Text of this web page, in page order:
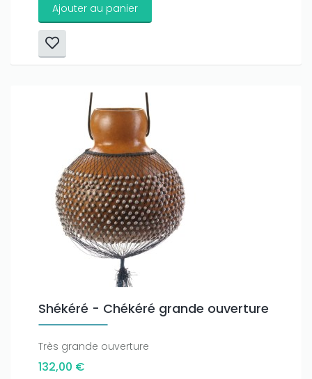
Ajouter au panier
Shékéré - Chékéré grande ouverture
Très grande ouverture
132,00 €
Only play atJoo casinoif you really want to win a huge
amount on your credits!